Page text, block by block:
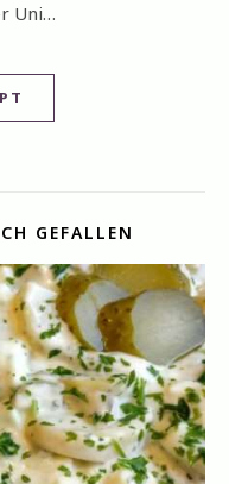
Uni…
GEFALLEN